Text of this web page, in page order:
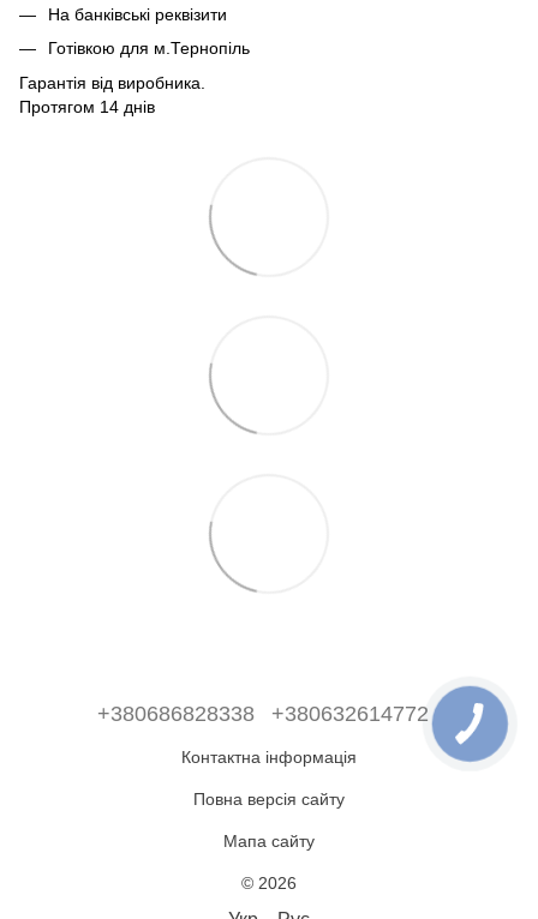
На банківські реквізити
Готівкою для м.Тернопіль
Гарантія від виробника.
Протягом 14 днів
+380686828338 +380632614772
Контактна інформація
Повна версія сайту
Мапа сайту
© 2026